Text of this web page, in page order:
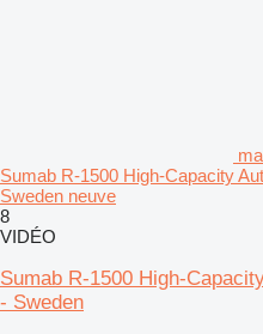
Sumab R-1500 High-Capacity
Sweden neuve
8
VIDÉO
Sumab R-1500 High-
- Sweden